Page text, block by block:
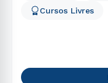
Cursos Livres